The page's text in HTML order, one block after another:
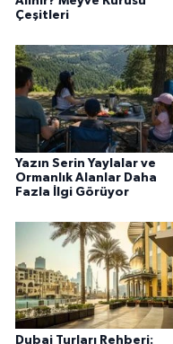
Çeşitleri
Yazın Serin Yaylalar ve
Ormanlık Alanlar Daha
Fazla İlgi Görüyor
Dubai Turları Rehberi: